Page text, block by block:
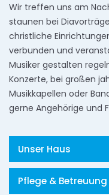
Wir treffen uns am
staunen bei
christliche
verbunden und
Musiker gestalten
Konzerte, bei großen
Musikkapellen oder
gerne Angehörige und
Unser Haus
Pflege & Betreuung